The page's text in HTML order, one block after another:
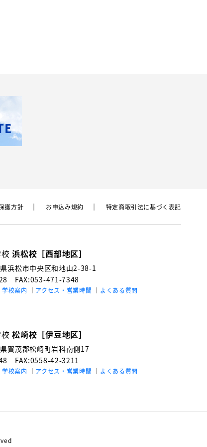
護⽅針 お申込み規約 特定商取引法に基づく表記
校浜松校［西部地区］
浜松市中央区和地山2-38-1
FAX:053-471-7348
学校案内 アクセス・営業時間 よくある質問
校松崎校［伊豆地区］
賀茂郡松崎町岩科南側17
FAX:0558-42-3211
学校案内 アクセス・営業時間 よくある質問